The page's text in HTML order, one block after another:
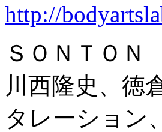
http://
ＳＯＮＴＯＮ
川西隆史、徳
タレーション